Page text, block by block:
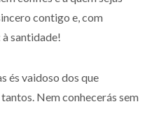
contigo e, com
santidade!
és vaidoso dos que
Nem conhecerás sem